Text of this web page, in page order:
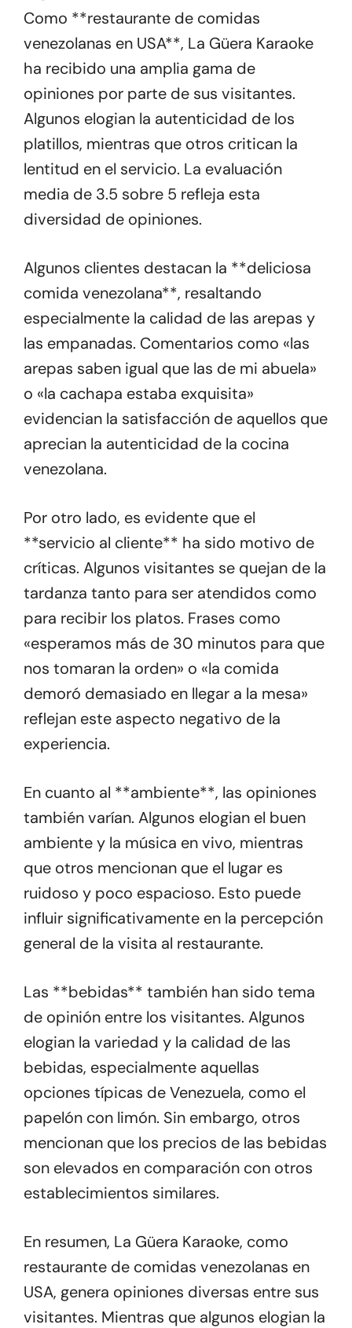
Como **restaurante de comidas
venezolanas en USA**, La Güera Karaoke
ha recibido una amplia gama de
opiniones por parte de sus visitantes.
Algunos elogian la autenticidad de los
platillos, mientras que otros critican la
lentitud en el servicio. La evaluación
media de 3.5 sobre 5 refleja esta
diversidad de opiniones.
Algunos clientes destacan la **deliciosa
comida venezolana**, resaltando
especialmente la calidad de las arepas y
las empanadas. Comentarios como «las
arepas saben igual que las de mi abuela»
o «la cachapa estaba exquisita»
evidencian la satisfacción de aquellos que
aprecian la autenticidad de la cocina
venezolana.
Por otro lado, es evidente que el
**servicio al cliente** ha sido motivo de
críticas. Algunos visitantes se quejan de la
tardanza tanto para ser atendidos como
para recibir los platos. Frases como
«esperamos más de 30 minutos para que
nos tomaran la orden» o «la comida
demoró demasiado en llegar a la mesa»
reflejan este aspecto negativo de la
experiencia.
En cuanto al **ambiente**, las opiniones
también varían. Algunos elogian el buen
ambiente y la música en vivo, mientras
que otros mencionan que el lugar es
ruidoso y poco espacioso. Esto puede
influir significativamente en la percepción
general de la visita al restaurante.
Las **bebidas** también han sido tema
de opinión entre los visitantes. Algunos
elogian la variedad y la calidad de las
bebidas, especialmente aquellas
opciones típicas de Venezuela, como el
papelón con limón. Sin embargo, otros
mencionan que los precios de las bebidas
son elevados en comparación con otros
establecimientos similares.
En resumen, La Güera Karaoke, como
restaurante de comidas venezolanas en
USA, genera opiniones diversas entre sus
visitantes. Mientras que algunos elogian la